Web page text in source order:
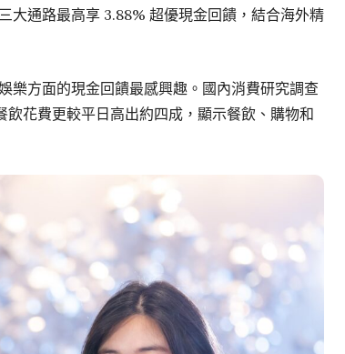
大通路最高享 3.88% 超優現金回饋，結合海外精
樂方面的現金回饋最感興趣。國內消費研究調查
花費更較平日高出約四成，顯示餐飲、購物和